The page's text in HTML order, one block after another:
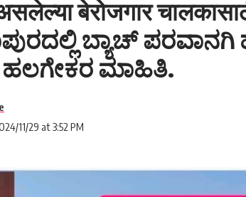
बेरोजगार
ಬ್ಯಾಚ್
ಹಲಗೇಕರ ಮಾಹಿತಿ.
11/29 at 3:52 PM